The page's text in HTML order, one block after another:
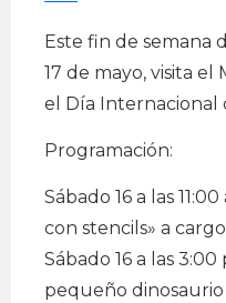
Este fin de semana
17 de mayo, visita
el Día Internacional
Programación:
Sábado 16 a las
con stencils» a
Sábado 16 a las
pequeño